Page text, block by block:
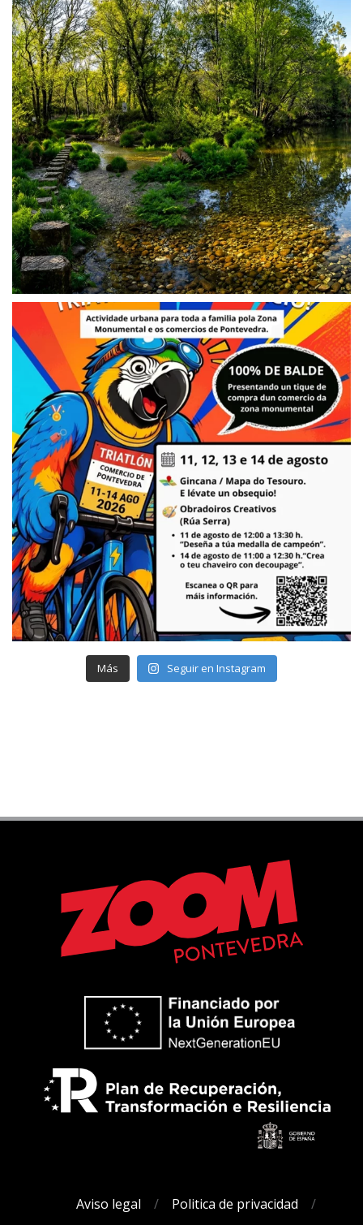
Más Seguir en Instagram
Aviso legal Politica de privacidad